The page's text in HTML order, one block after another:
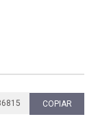
COPIAR